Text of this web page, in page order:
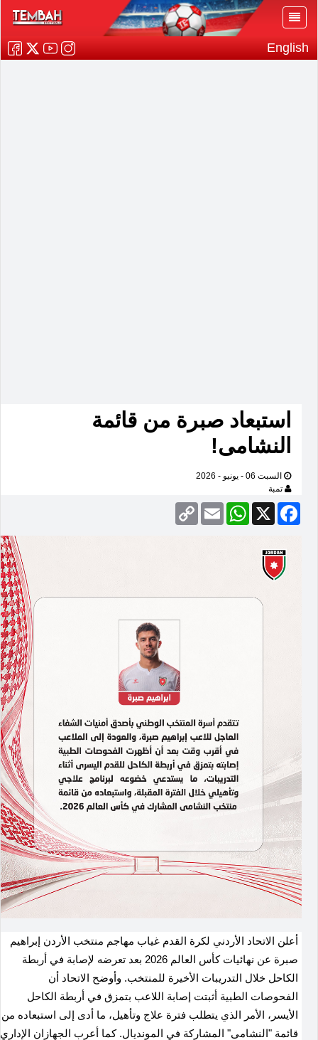
English
استبعاد صبرة من قائمة
النشامى!
السبت 06 - يونيو - 2026
تمبة
Facebook
X
WhatsApp
Email
Copy
Link
أعلن الاتحاد الأردني لكرة القدم غياب مهاجم منتخب الأردن إبراهيم
صبرة عن نهائيات كأس العالم 2026 بعد تعرضه لإصابة في أربطة
الكاحل خلال التدريبات الأخيرة للمنتخب. وأوضح الاتحاد أن
الفحوصات الطبية أثبتت إصابة اللاعب بتمزق في أربطة الكاحل
الأيسر، الأمر الذي يتطلب فترة علاج وتأهيل، ما أدى إلى استبعاده من
قائمة "النشامى" المشاركة في المونديال. كما أعرب الجهازان الإداري